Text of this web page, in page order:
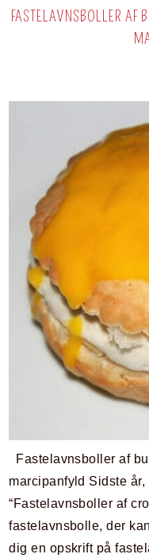
FASTELAVNSBOLLER AF
Fastelavnsboller af
marcipanfyld Sidste
“Fastelavnsboller af
fastelavnsbolle, der
dig en opskrift på